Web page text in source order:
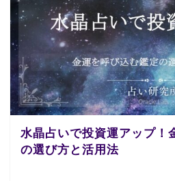
水晶占いで投資運アップ！
の選び方と活用法